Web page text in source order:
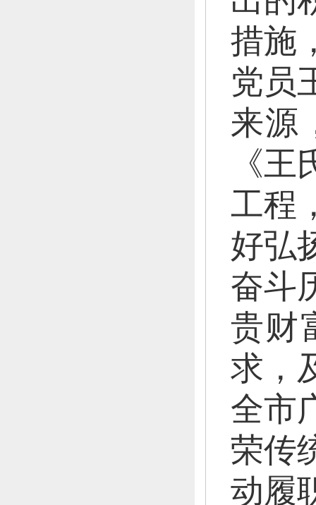
措施
党员
来源
《
工程
好弘
奋斗
贵财
求，
全市
荣传
动履